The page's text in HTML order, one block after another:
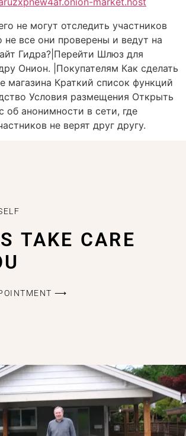
не могут отследить участников
не все они проверены и ведут на
Гидра?|Перейти Шлюз для
Онион. |Покупателям Как сделать
магазина Краткий список функций
Условия размещения Открыть
об анонимности в сети, где
не верят друг другу.
TAKE CARE
⟶